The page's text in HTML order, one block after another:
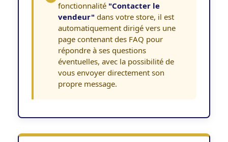
fonctionnalité "Contacter le
vendeur" dans votre store, il est
automatiquement dirigé vers une
page contenant des FAQ pour
répondre à ses questions
éventuelles, avec la possibilité de
vous envoyer directement son
propre message.